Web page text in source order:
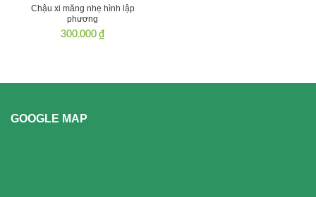
Chậu xi măng nhẹ hình lập
phương
300.000 ₫
GOOGLE MAP